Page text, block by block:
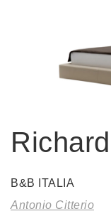
Richard
B&B ITALIA
Antonio Citterio